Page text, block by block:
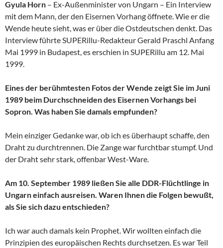
Gyula Horn – Ex-Außenminister von Ungarn – Ein Interview
mit dem Mann, der den Eisernen Vorhang öffnete. Wie er die
Wende heute sieht, was er über die Ostdeutschen denkt. Das
Interview führte SUPERillu-Redakteur Gerald Praschl Anfang
Mai 1999 in Budapest, es erschien in SUPERillu am 12. Mai
1999.
Eines der berühmtesten Fotos der Wende zeigt Sie im Juni
1989 beim Durchschneiden des Eisernen Vorhangs bei
Sopron. Was haben Sie damals empfunden?
Mein einziger Gedanke war, ob ich es überhaupt schaffe, den
Draht zu durchtrennen. Die Zange war furchtbar stumpf. Und
der Draht sehr stark, offenbar West-Ware.
Am 10. September 1989 ließen Sie alle DDR-Flüchtlinge in
Ungarn einfach ausreisen. Waren Ihnen die Folgen bewußt,
als Sie sich dazu entschieden?
Ich war auch damals kein Prophet. Wir wollten einfach die
Prinzipien des europäischen Rechts durchsetzen. Es war Teil